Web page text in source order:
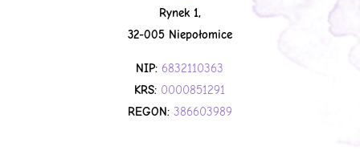
Rynek 1,
32-005 Niepołomice
NIP: 6832110363
KRS: 0000851291
REGON:386603989